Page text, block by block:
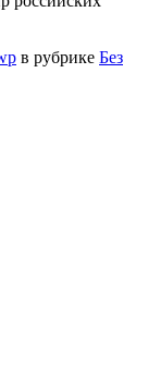
в рубрике Без